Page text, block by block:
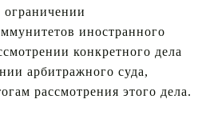
ограничении
иностранного
конкретного дела
арбитражного суда,
рассмотрения этого дела.